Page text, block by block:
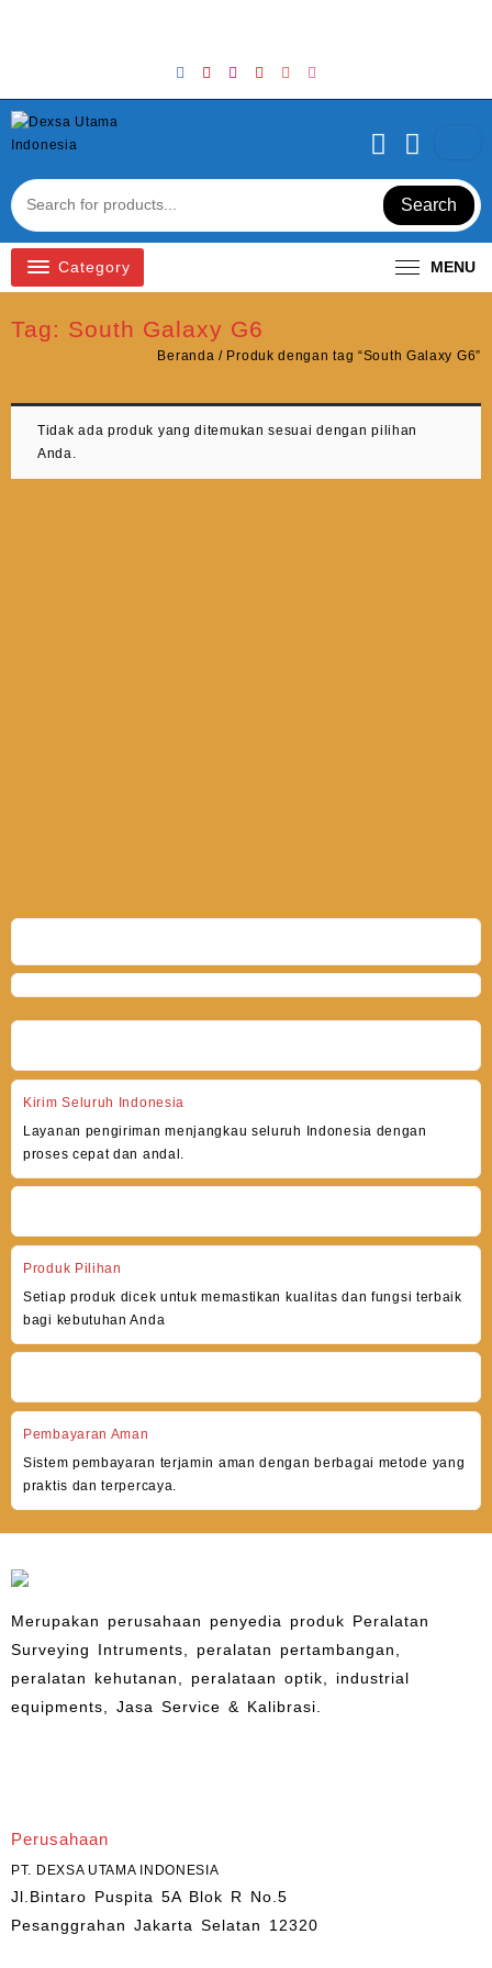
Search
Category MENU
Tag: South Galaxy G6
Beranda / Produk dengan tag “South Galaxy G6”
Tidak ada produk yang ditemukan sesuai dengan pilihan
Anda.
Kirim Seluruh Indonesia
Layanan pengiriman menjangkau seluruh Indonesia dengan
proses cepat dan andal.
Produk Pilihan
Setiap produk dicek untuk memastikan kualitas dan fungsi terbaik
bagi kebutuhan Anda
Pembayaran Aman
Sistem pembayaran terjamin aman dengan berbagai metode yang
praktis dan terpercaya.
Merupakan perusahaan penyedia produk Peralatan
Surveying Intruments, peralatan pertambangan,
peralatan kehutanan, peralataan optik, industrial
equipments, Jasa Service & Kalibrasi.
Perusahaan
PT. DEXSA UTAMA INDONESIA
Jl.Bintaro Puspita 5A Blok R No.5
Pesanggrahan Jakarta Selatan 12320